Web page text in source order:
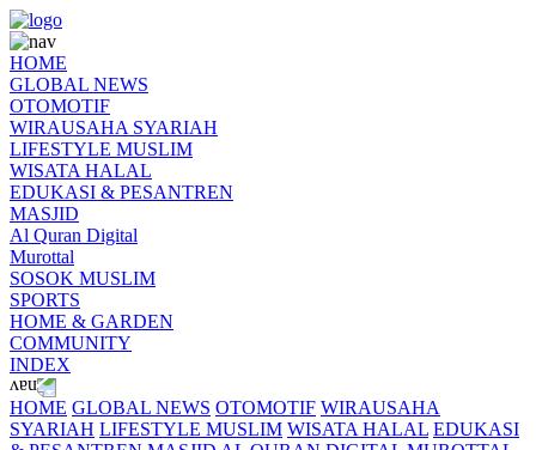
HOME
GLOBAL NEWS
OTOMOTIF
WIRAUSAHA SYARIAH
LIFESTYLE MUSLIM
WISATA HALAL
EDUKASI & PESANTREN
MASJID
Al Quran Digital
Murottal
SOSOK MUSLIM
SPORTS
HOME & GARDEN
COMMUNITY
INDEX
HOME GLOBAL NEWS OTOMOTIF WIRAUSAHA
SYARIAH LIFESTYLE MUSLIM WISATA HALAL EDUKASI